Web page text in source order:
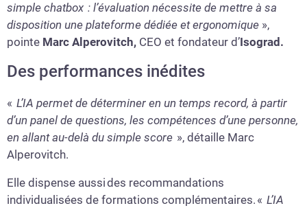
simple chatbox : l’évaluation nécessite de mettre à sa
disposition une plateforme dédiée et ergonomique »,
pointe Marc Alperovitch, CEO et fondateur d’Isograd.
Des performances inédites
« L’IA permet de déterminer en un temps record, à partir
d’un panel de questions, les compétences d’une personne,
en allant au-delà du simple score », détaille Marc
Alperovitch.
Elle dispense aussi des recommandations
individualisées de formations complémentaires. « L’IA